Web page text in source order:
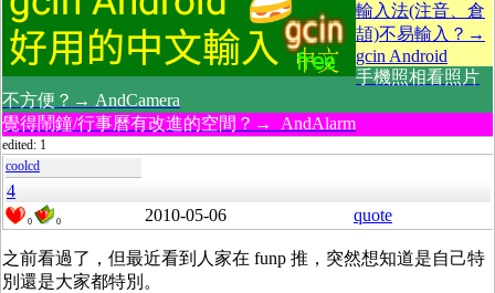
輸入法(注音、倉
頡)不易輸入？→
gcin Android
手機照相看照片
不方便？→ AndCamera
覺得鬧鐘/行事曆有改進的空間？→ AndAlarm
edited: 1
coolcd
4
0 0 2010-05-06 quote
之前看過了，但最近看到人家在 funp 推，突然想知道是自己特
別還是大家都特別。